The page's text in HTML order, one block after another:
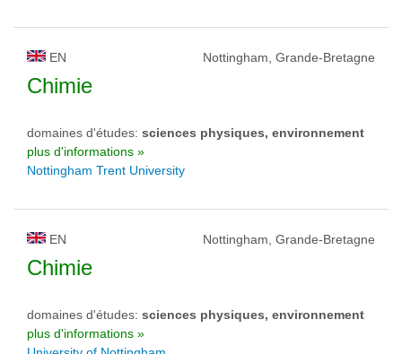
EN Nottingham, Grande-Bretagne
Chimie
domaines d'études: sciences physiques, environnement
plus d'informations »
Nottingham Trent University
EN Nottingham, Grande-Bretagne
Chimie
domaines d'études: sciences physiques, environnement
plus d'informations »